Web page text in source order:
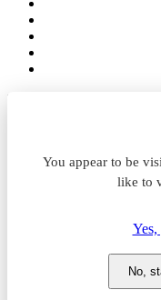
You appear to be
like to
No,
Lokalizacja